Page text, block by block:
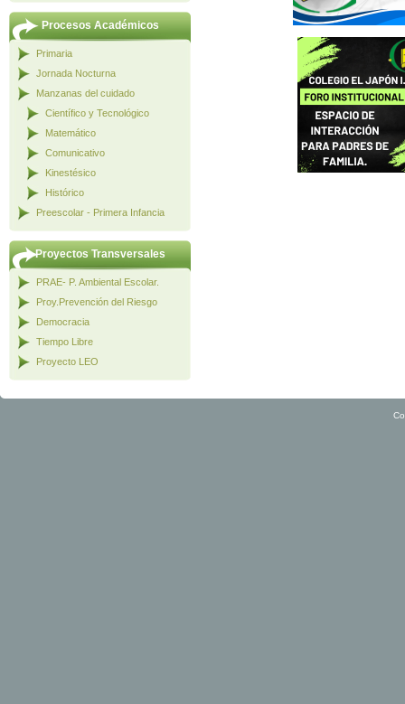
Procesos Académicos
Primaria
Jornada Nocturna
Manzanas del cuidado
Científico y Tecnológico
Matemático
Comunicativo
Kinestésico
Histórico
Preescolar - Primera Infancia
Proyectos Transversales
PRAE- P. Ambiental Escolar.
Proy.Prevención del Riesgo
Democracia
Tiempo Libre
Proyecto LEO